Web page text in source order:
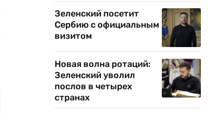
Зеленский посетит
Сербию с официальным
визитом
Новая волна ротаций:
Зеленский уволил
послов в четырех
странах